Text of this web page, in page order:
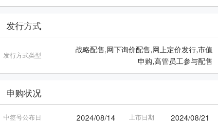
发行方式
发行方式类型
战略配售,网下询价配售,网上定价发行,市值
申购,高管员工参与配售
申购状况
中签号公布日 2024/08/14 上市日期 2024/08/21